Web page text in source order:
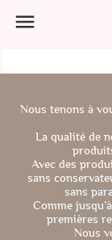

Nous tenons à
La qualité de
Avec des
sans
sans
Comme
premières
Nous